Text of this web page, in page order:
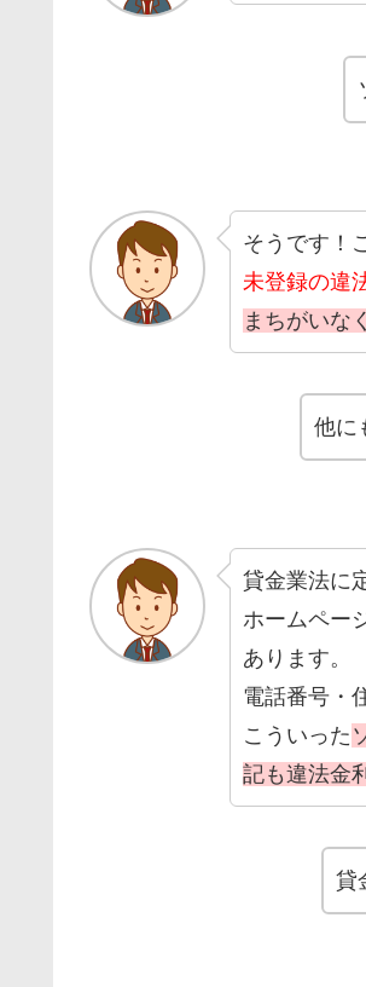
そうです！
未登録の違
まちがいなく
他に
貸金業法に
ホームペー
あります。
電話番号・
こういった
記も違法金利
貸